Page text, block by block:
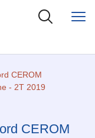
CEROM
- 2T 2019
CEROM